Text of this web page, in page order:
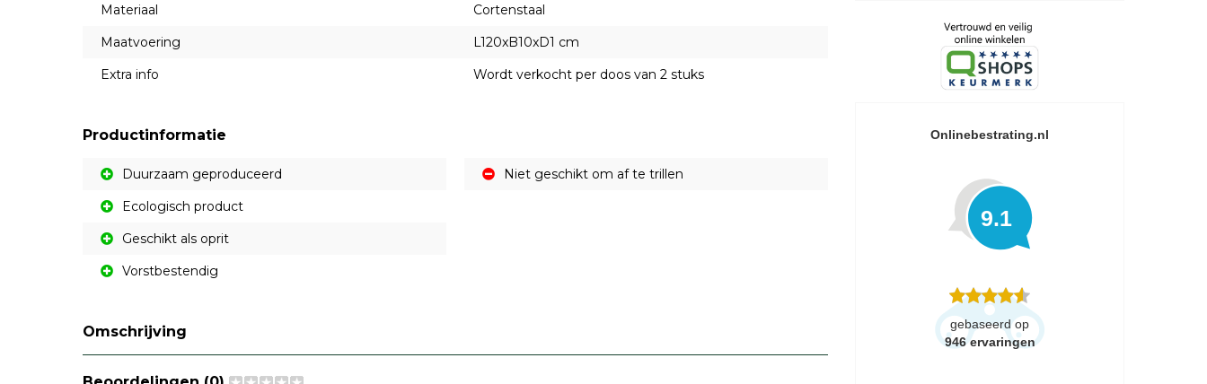
Materiaal
Cortenstaal
Maatvoering
L120xB10xD1 cm
Extra info
Wordt verkocht per doos van 2 stuks
Productinformatie
Duurzaam geproduceerd
Ecologisch product
Geschikt als oprit
Vorstbestendig
Niet geschikt om af te trillen
Omschrijving
Onlinebestrating.nl
9.1
gebaseerd op
946 ervaringen